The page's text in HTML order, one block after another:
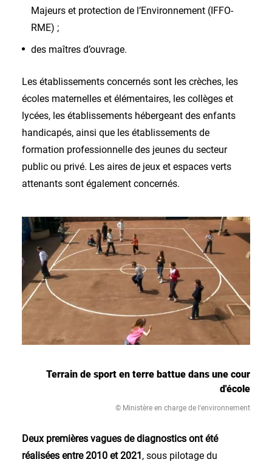
Majeurs et protection de l’Environnement (IFFO-
RME) ;
des maîtres d’ouvrage.
Les établissements concernés sont les crèches, les
écoles maternelles et élémentaires, les collèges et
lycées, les établissements hébergeant des enfants
handicapés, ainsi que les établissements de
formation professionnelle des jeunes du secteur
public ou privé. Les aires de jeux et espaces verts
attenants sont également concernés.
Terrain de sport en terre battue dans une cour
d'école
© Ministère en charge de l'environnement
Deux premières vagues de diagnostics ont été
réalisées entre 2010 et 2021 , sous pilotage du